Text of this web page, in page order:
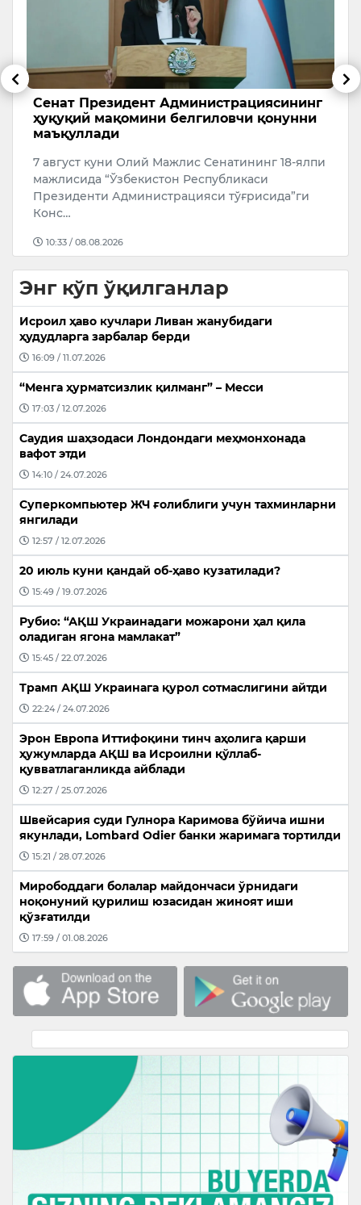
Сенат Президент Администрациясининг
ҳуқуқий мақомини белгиловчи қонунни
маъқуллади
7 август куни Олий Мажлис Сенатининг 18-ялпи
мажлисида “Ўзбекистон Республикаси
Президенти Администрацияси тўғрисида”ги
Конс…
10:33 / 08.08.2026
Энг кўп ўқилганлар
Исроил ҳаво кучлари Ливан жанубидаги
ҳудудларга зарбалар берди
16:09 / 11.07.2026
“Менга ҳурматсизлик қилманг” – Месси
17:03 / 12.07.2026
Саудия шаҳзодаси Лондондаги меҳмонхонада
вафот этди
14:10 / 24.07.2026
Суперкомпьютер ЖЧ ғолиблиги учун тахминларни
янгилади
12:57 / 12.07.2026
20 июль куни қандай об-ҳаво кузатилади?
15:49 / 19.07.2026
Рубио: “АҚШ Украинадаги можарони ҳал қила
оладиган ягона мамлакат”
15:45 / 22.07.2026
Трамп АҚШ Украинага қурол сотмаслигини айтди
22:24 / 24.07.2026
Эрон Европа Иттифоқини тинч аҳолига қарши
ҳужумларда АҚШ ва Исроилни қўллаб-
қувватлаганликда айблади
12:27 / 25.07.2026
Швейсария суди Гулнора Каримова бўйича ишни
якунлади, Lombard Odier банки жаримага тортилди
15:21 / 28.07.2026
Мирободдаги болалар майдончаси ўрнидаги
ноқонуний қурилиш юзасидан жиноят иши
қўзғатилди
17:59 / 01.08.2026